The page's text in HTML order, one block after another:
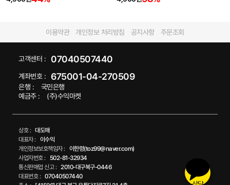
이용약관 개인정보 처리방침 공지사항 주문조회
고객센터 : 07040507440
계좌번호 : 675001-04-270509
은행 :
국민은행
예금주 :
(주)수익마켓
상호 : 대도매
대표자 :
이수익
개인정보보호책임자 :
이한령(toz99@naver.com)
사업자번호 :
502-81-32934
통신판매업 신고 : 2010-대구북구-0446
대표번호 : 07040507440